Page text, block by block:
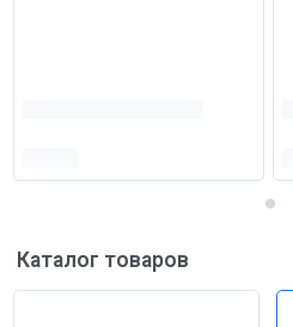
Каталог товаров